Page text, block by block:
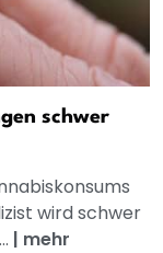
schwer
wird schwer
| mehr